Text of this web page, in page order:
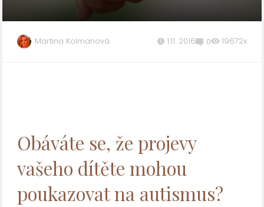
Martina Kolmanová 1.11. 2016 0 19672x
Obáváte se, že projevy
vašeho dítěte mohou
poukazovat na autismus?